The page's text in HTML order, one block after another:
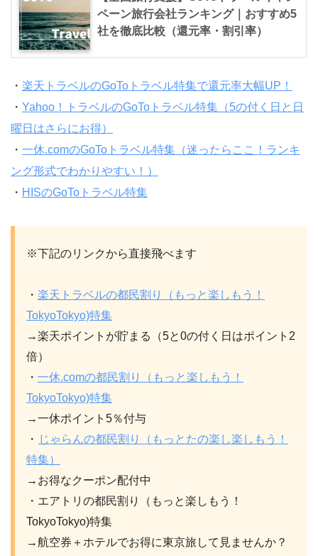
ペーン旅行会社ランキング｜おすすめ5
社を徹底比較（還元率・割引率）
・ 楽天トラベルのGoToトラベル特集で還元率大幅UP！
・ Yahoo！トラベルのGoToトラベル特集（5の付く日と日
曜日はさらにお得）
・ 一休.comのGoToトラベル特集（迷ったらここ！ランキ
ング形式でわかりやすい！）
・ HISのGoToトラベル特集
※下記のリンクから直接飛べます
・ 楽天トラベルの都民割り（もっと楽しもう！
TokyoTokyo)特集
→楽天ポイントが貯まる（5と0の付く日はポイント2
倍）
・ 一休.comの都民割り
（もっと楽しもう！
TokyoTokyo)特集
→一休ポイント5％付与
・ じゃらんの都民割り（もっとたの楽し楽しもう！
特集）
→お得なクーポン配付中
・エアトリの都民割り（もっと楽しもう！
TokyoTokyo)特集
→航空券＋ホテルでお得に東京旅して見ませんか？